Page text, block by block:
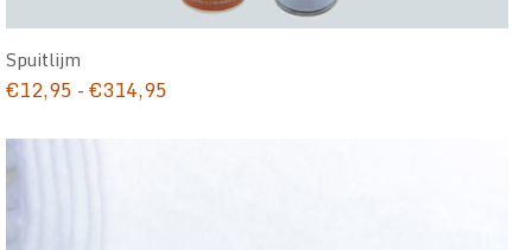
Spuitlijm
€12,95 -€314,95